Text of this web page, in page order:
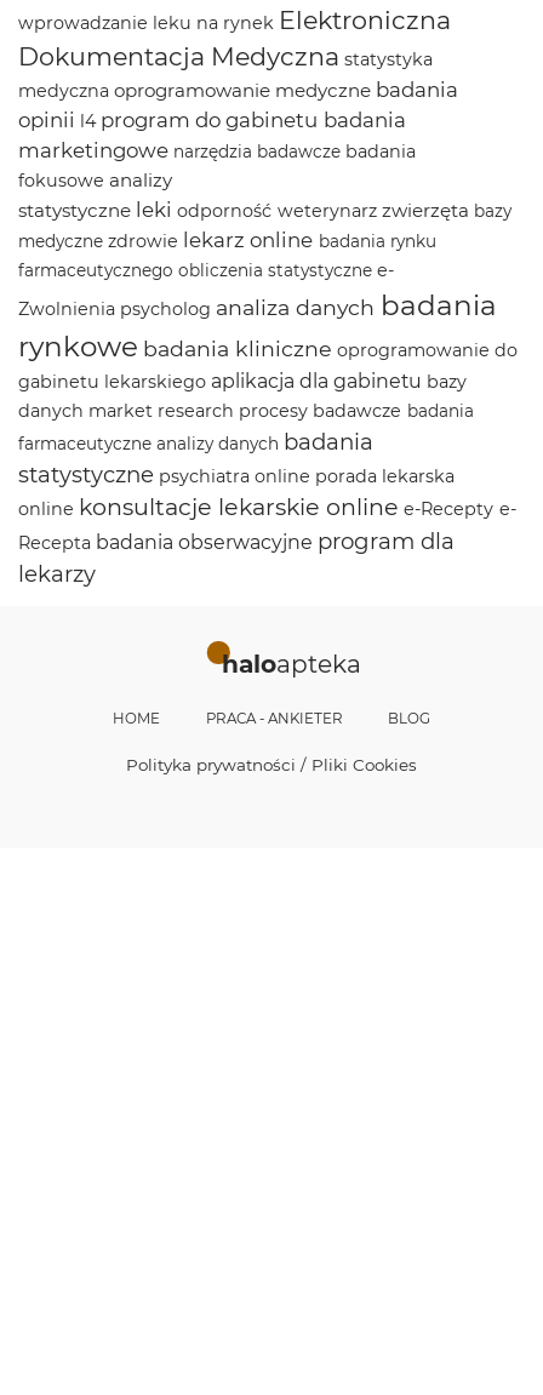
wprowadzanie leku na rynek Elektroniczna
Dokumentacja Medyczna statystyka
medyczna oprogramowanie medyczne badania
opinii l4 program do gabinetu badania
marketingowe narzędzia badawcze badania
fokusowe analizy
statystyczne leki odporność weterynarz zwierzęta bazy
medyczne zdrowie lekarz online badania rynku
farmaceutycznego obliczenia statystyczne e-
Zwolnienia psycholog analiza danych badania
rynkowe badania kliniczne oprogramowanie do
gabinetu lekarskiego aplikacja dla gabinetu bazy
danych market research procesy badawcze badania
farmaceutyczne analizy danych badania
statystyczne psychiatra online porada lekarska
online konsultacje lekarskie online e-Recepty e-
Recepta badania obserwacyjne program dla
lekarzy
haloapteka
HOME PRACA - ANKIETER BLOG
Polityka prywatności / Pliki Cookies